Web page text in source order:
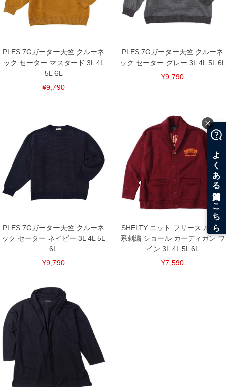
PLES 7Gガーター天竺 クルーネ
ック セーター マスタード 3L 4L
5L 6L
¥9,790
PLES 7Gガーター天竺 クルーネ
ック セーター グレー 3L 4L 5L 6L
¥9,790
PLES 7Gガーター天竺 クルーネ
ック セーター ネイビー 3L 4L 5L
6L
¥9,790
SHELTY ニット フリース ルード
系刺繍 ショール カーディガン ワ
イン 3L 4L 5L 6L
¥7,590